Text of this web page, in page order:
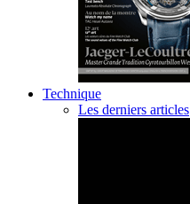
Technique
Les derniers articles